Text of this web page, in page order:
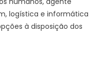
logística e informática
à disposição dos